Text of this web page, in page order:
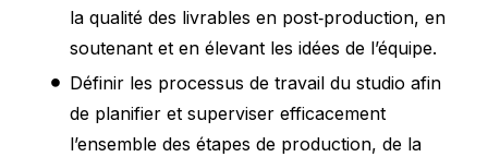
la qualité des livrables en post‑production, en
soutenant et en élevant les idées de l’équipe.
Définir les processus de travail du studio afin
de planifier et superviser efficacement
l’ensemble des étapes de production, de la